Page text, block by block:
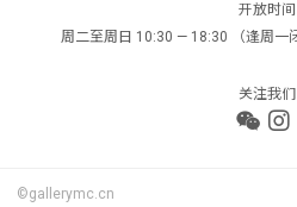
开放时间
周二至周日 10:30 — 18:30 （逢周一
关注我们
©gallerymc.cn